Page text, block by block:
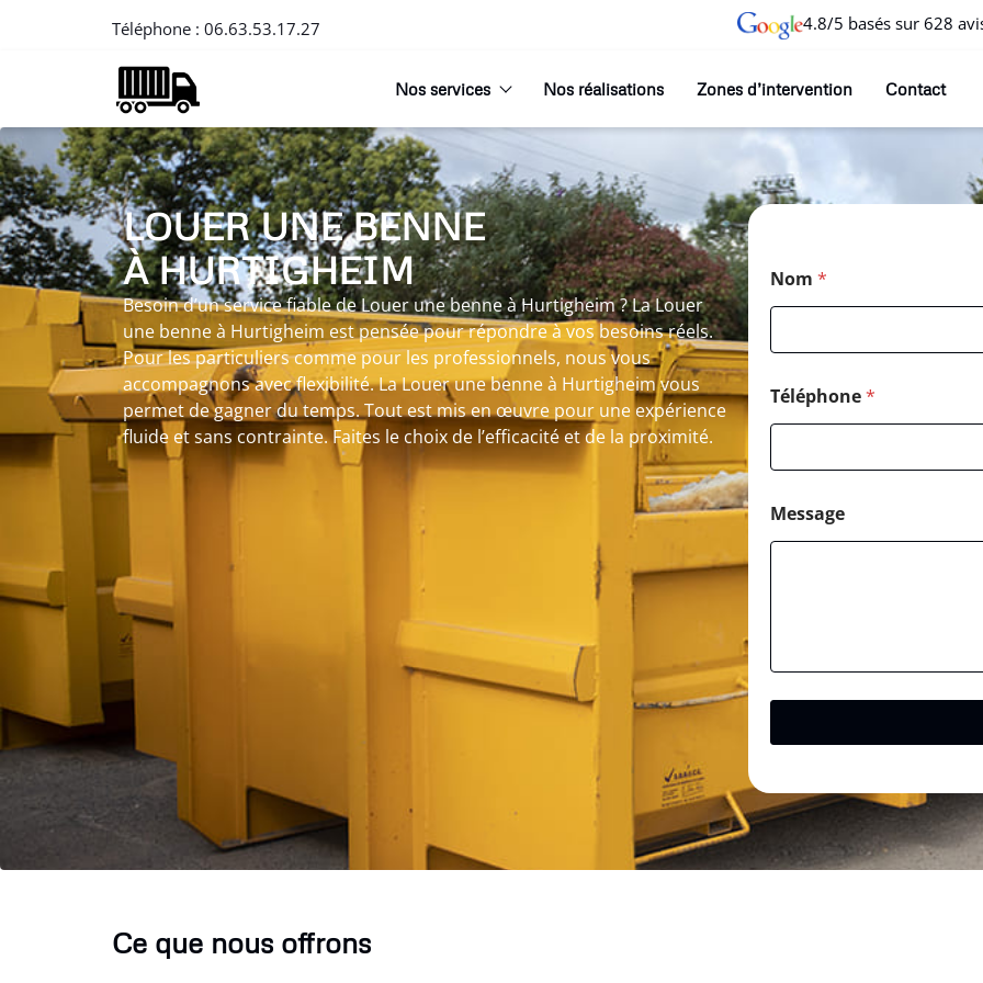
Téléphone : 06.63.53.17.27 4.8/5 basés sur 628
Nos services Nos réalisations Zones d’intervention Contact
LOUER UNE BENNE
À HURTIGHEIM
Besoin d’un service fiable de Louer une benne à Hurtigheim ? La Louer
une benne à Hurtigheim est pensée pour répondre à vos besoins réels.
Pour les particuliers comme pour les professionnels, nous vous
accompagnons avec flexibilité. La Louer une benne à Hurtigheim vous
permet de gagner du temps. Tout est mis en œuvre pour une expérience
fluide et sans contrainte. Faites le choix de l’efficacité et de la proximité.
Nom *
Téléphone*
Message
Ce que nous offrons